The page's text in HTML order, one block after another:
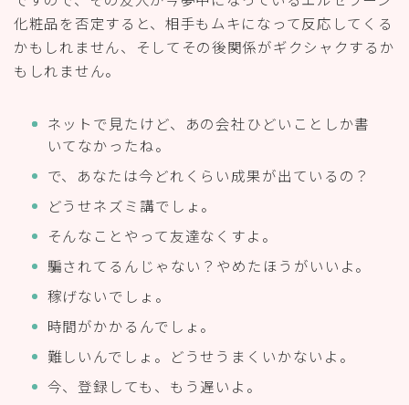
化粧品を否定すると、相手もムキになって反応してくる
かもしれません、そしてその後関係がギクシャクするか
もしれません。
ネットで見たけど、あの会社ひどいことしか書
いてなかったね。
で、あなたは今どれくらい成果が出ているの？
どうせネズミ講でしょ。
そんなことやって友達なくすよ。
騙されてるんじゃない？やめたほうがいいよ。
稼げないでしょ。
時間がかかるんでしょ。
難しいんでしょ。どうせうまくいかないよ。
今、登録しても、もう遅いよ。